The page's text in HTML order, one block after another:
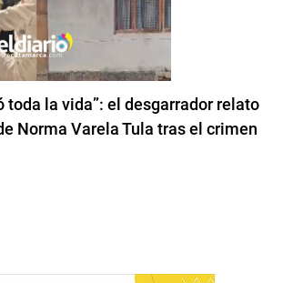
toda la vida”: el desgarrador relato
Norma Varela Tula tras el crimen